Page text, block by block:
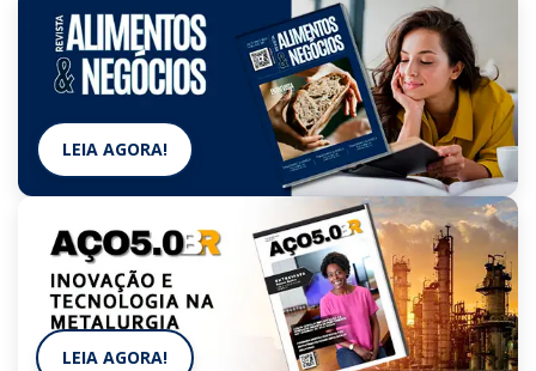
LEIA AGORA!
LEIA AGORA!